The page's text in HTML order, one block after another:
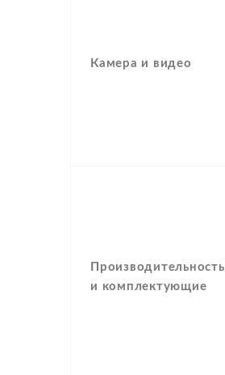
Камера и видео
Производительность
и комплектующие